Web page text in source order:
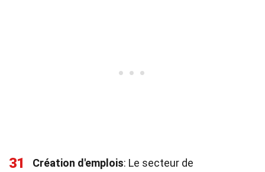
31 Création d'emplois: Le secteur de